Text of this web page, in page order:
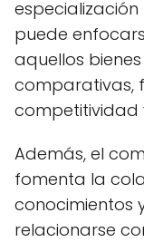
puede
aquellos
comparativas,
competitividad
Además, el
fomenta la
conocimientos
relacionarse